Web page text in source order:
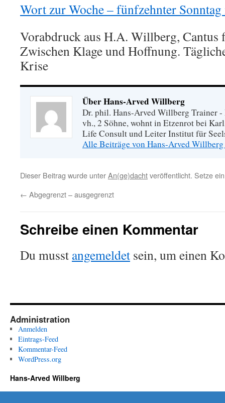
Wort zur Woche – fünfzehnter
Vorabdruck aus H.A. Willberg,
Zwischen Klage und Hoffnung.
Krise
Über Hans-Arved Willberg
Dr. phil. Hans-Arved Willberg Trainer
vh., 2 Söhne, wohnt in Etzenrot bei
Life Consult und Leiter Institut für
Alle Beiträge von Hans-Arved
Dieser Beitrag wurde unterAn(ge)dachtveröffentlicht. Setze
← Abgegrenzt – ausgegrenzt
Schreibe einen Kommentar
Du musst angemeldet sein, um einen
Administration
Anmelden
Eintrags-Feed
Kommentar-Feed
WordPress.org
Hans-Arved Willberg